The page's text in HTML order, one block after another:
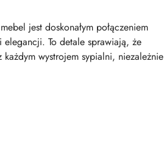
jest doskonałym połączeniem
To detale sprawiają, że
wystrojem sypialni, niezależnie